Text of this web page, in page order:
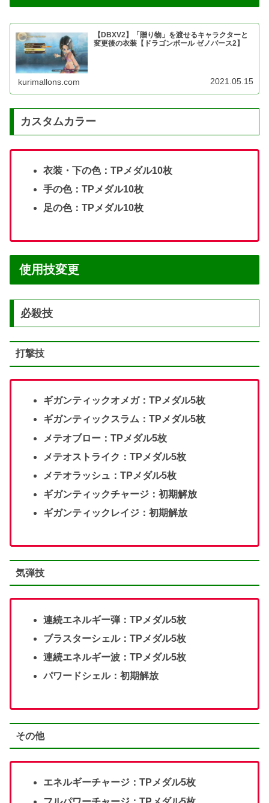
【DBXV2】「贈り物」を渡せるキャラクターと
変更後の衣装【ドラゴンボール ゼノバース2】
kurimallons.com 2021.05.15
カスタムカラー
衣装・下の色：TPメダル10枚
手の色：TPメダル10枚
足の色：TPメダル10枚
使用技変更
必殺技
打撃技
ギガンティックオメガ：TPメダル5枚
ギガンティックスラム：TPメダル5枚
メテオブロー：TPメダル5枚
メテオストライク：TPメダル5枚
メテオラッシュ：TPメダル5枚
ギガンティックチャージ：初期解放
ギガンティックレイジ：初期解放
気弾技
連続エネルギー弾：TPメダル5枚
ブラスターシェル：TPメダル5枚
連続エネルギー波：TPメダル5枚
パワードシェル：初期解放
その他
エネルギーチャージ：TPメダル5枚